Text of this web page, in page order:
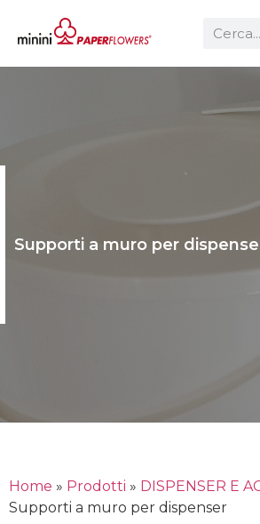
Supporti a muro per
Home » Prodotti » DISPENSER E
Supporti a muro per dispenser